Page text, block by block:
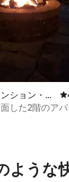
星の平均評価
ション・ア
した2階のアパ
ような